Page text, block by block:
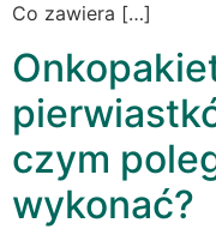
Co zawiera […]
czym
wykonać?